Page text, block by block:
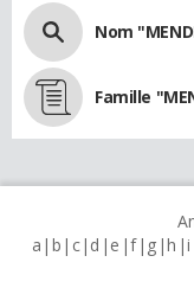
Nom
Famille
a b c d e f g h i